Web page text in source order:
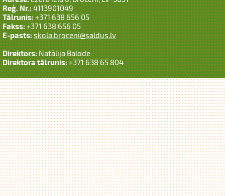
Reģ. Nr.:4113901049
Tālrunis:+371 638 656 05
Fakss:+371 638 656 05
E-pasts:skola.broceni@saldus.lv
Direktors:Natālija Balode
Direktora tālrunis:+371 638 65 804